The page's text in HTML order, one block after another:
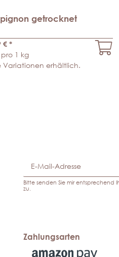
getrocknet
€ *
1 kg
Variationen erhältlich.
Bitte senden Sie mir entsprechend
zu.
Zahlungsarten